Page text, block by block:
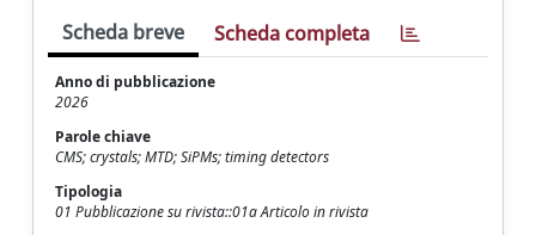
Scheda breve Scheda completa
Anno di pubblicazione
2026
Parole chiave
CMS; crystals; MTD; SiPMs; timing detectors
Tipologia
01 Pubblicazione su rivista::01a Articolo in rivista